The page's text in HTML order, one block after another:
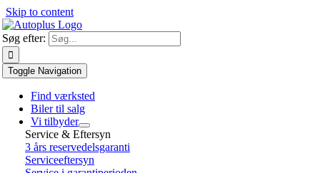
Skip to content
Søg efter:
Toggle Navigation
Find værksted
Biler til salg
Vi tilbyder
Service & Eftersyn
3 års reservedelsgaranti
Serviceeftersyn